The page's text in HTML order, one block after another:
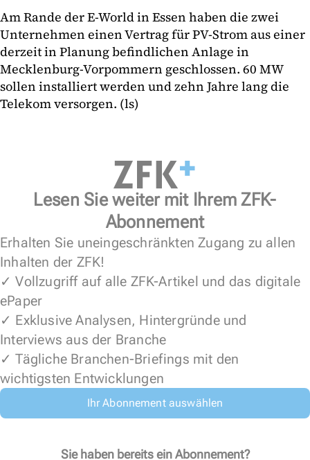
Am Rande der E-World in Essen haben die zwei
Unternehmen einen Vertrag für PV-Strom aus einer
derzeit in Planung befindlichen Anlage in
Mecklenburg-Vorpommern geschlossen. 60 MW
sollen installiert werden und zehn Jahre lang die
Telekom versorgen. (ls)
Lesen Sie weiter mit Ihrem ZFK-
Abonnement
Erhalten Sie uneingeschränkten Zugang zu allen
Inhalten der ZFK!
✓ Vollzugriff auf alle ZFK-Artikel und das digitale
ePaper
✓ Exklusive Analysen, Hintergründe und
Interviews aus der Branche
✓ Tägliche Branchen-Briefings mit den
wichtigsten Entwicklungen
Ihr Abonnement auswählen
Sie haben bereits ein Abonnement?